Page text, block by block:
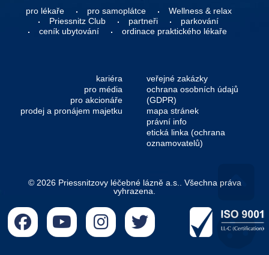
pro lékaře
pro samoplátce
Wellness & relax
Priessnitz Club
partneři
parkování
ceník ubytování
ordinace praktického lékaře
kariéra
pro média
pro akcionáře
prodej a pronájem majetku
veřejné zakázky
ochrana osobních údajů
(GDPR)
mapa stránek
právní info
etická linka (ochrana
oznamovatelů)
© 2026 Priessnitzovy léčebné lázně a.s.. Všechna práva
vyhrazena.
Go